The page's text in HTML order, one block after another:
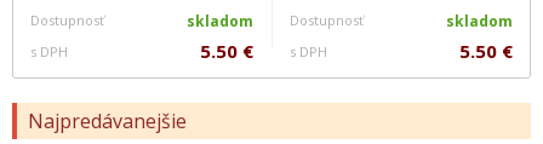
Dostupnosť skladom
s DPH 5.50 €
Dostupnosť skladom
s DPH 5.50 €
Najpredávanejšie